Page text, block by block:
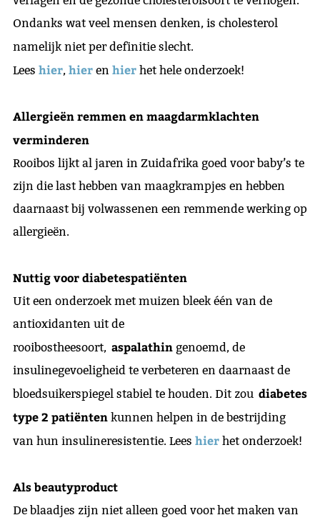
Ondanks wat veel mensen denken, is cholesterol
namelijk niet per definitie slecht.
Lees hier, hier en hier het hele onderzoek!
Allergieën remmen en maagdarmklachten
verminderen
Rooibos lijkt al jaren in Zuidafrika goed voor baby’s te
zijn die last hebben van maagkrampjes en hebben
daarnaast bij volwassenen een remmende werking op
allergieën.
Nuttig voor diabetespatiënten
Uit een onderzoek met muizen bleek één van de
antioxidanten uit de
rooibostheesoort, aspalathin genoemd, de
insulinegevoeligheid te verbeteren en daarnaast de
bloedsuikerspiegel stabiel te houden. Dit zou diabetes
type 2 patiënten kunnen helpen in de bestrijding
van hun insulineresistentie. Lees hier het onderzoek!
Als beautyproduct
De blaadjes zijn niet alleen goed voor het maken van